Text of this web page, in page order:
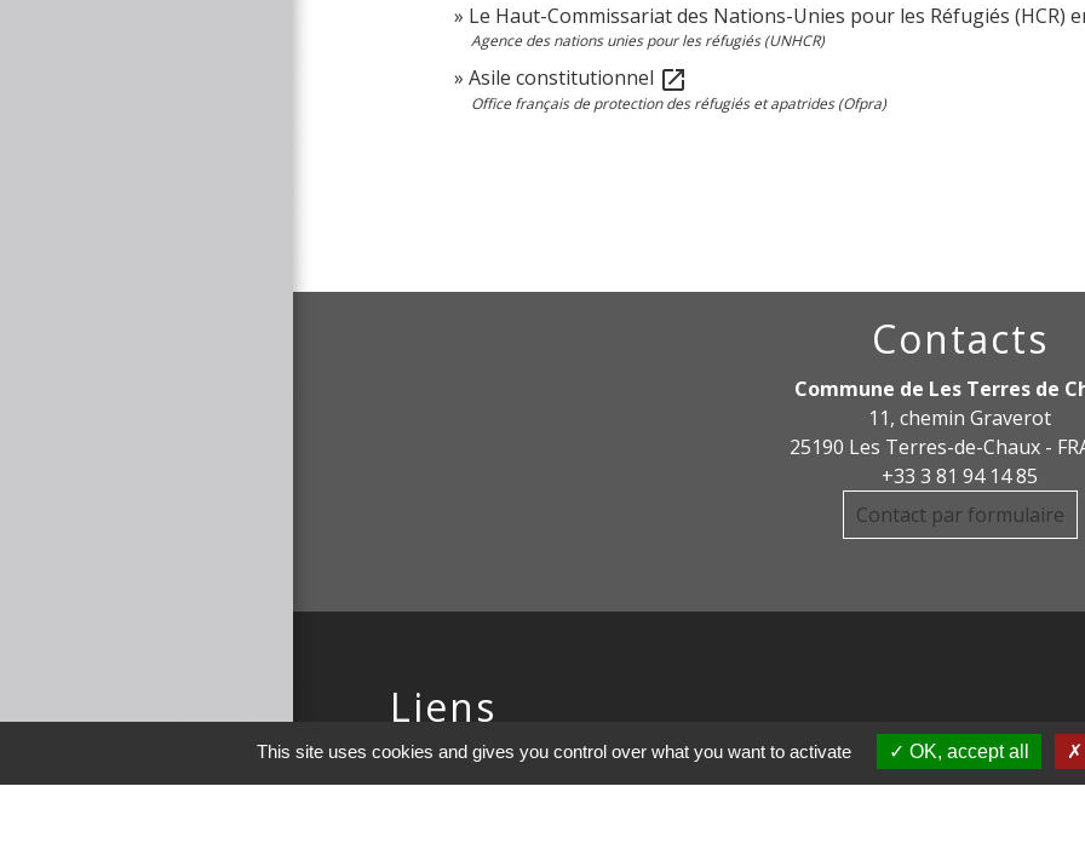
Le Haut-Commissariat des Nations-Unies pour les Réfugiés (HCR)
Agence des nations unies pour les réfugiés (UNHCR)
Asile constitutionnel open_in_new
Office français de protection des réfugiés et apatrides (Ofpra)
Contacts
Commune de Les Terres de
11, chemin Graverot
25190 Les Terres-de-Chaux -
+33 3 81 94 14 85
Contact par formulaire
Liens
COMMUNAUTE DE COMMUNE PAYS
DE MAICHE
This site uses cookies and gives you control over what you want to activate OK, accept all